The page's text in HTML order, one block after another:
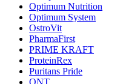
Optimum Nutrition
Optimum System
OstroVit
PharmaFirst
PRIME KRAFT
ProteinRex
Puritans Pride
QNT